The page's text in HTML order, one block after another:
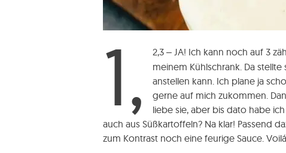
1, 2,3 – JA! Ich kann noch auf 3
meinem Kühlschrank. Da
anstellen kann. Ich plane ja
gerne auf mich zukommen.
liebe sie, aber bis dato habe
auch aus Süßkartoffeln? Na klar! Passend
zum Kontrast noch eine feurige Sauce.